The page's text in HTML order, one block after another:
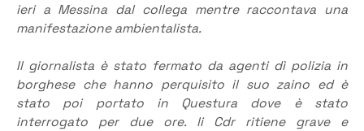
ieri a Messina dal collega mentre raccontava una
manifestazione ambientalista.
Il giornalista è stato fermato da agenti dì polizia in
borghese che hanno perquisito il suo zaino ed è
stato poi portato in Questura dove è stato
interrogato per due ore. li Cdr ritiene grave e